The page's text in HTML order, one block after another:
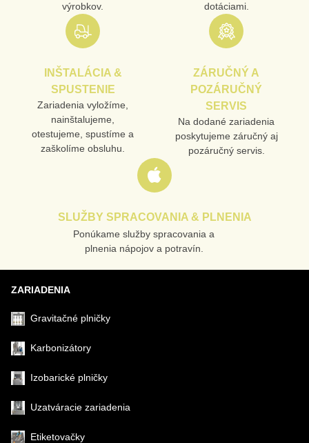
VAŠA OTÁZKA K PRODUKTU
výrobkov.
dotáciami.
INŠTALÁCIA &
SPUSTENIE
Zariadenia vyložíme,
nainštalujeme,
otestujeme, spustíme a
zaškolíme obsluhu.
ZÁRUČNÝ A
POZÁRUČNÝ
SERVIS
Na dodané zariadenia
poskytujeme záručný aj
pozáručný servis.
SLUŽBY SPRACOVANIA & PLNENIA
Ponúkame služby spracovania a
plnenia nápojov a potravín.
ZARIADENIA
Gravitačné plničky
Karbonizátory
Izobarické plničky
Uzatváracie zariadenia
Etiketovačky